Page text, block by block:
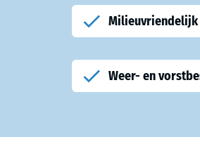
Milieuvriendelijk
Weer- en